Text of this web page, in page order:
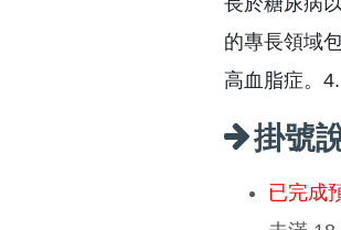
的專長領域
高血脂症。
掛號
已完成